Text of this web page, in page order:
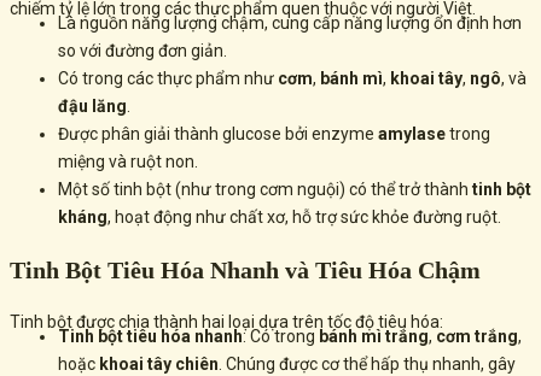
chiếm tỷ lệ lớn trong các thực phẩm quen thuộc với người Việt.
Là nguồn năng lượng chậm, cung cấp năng lượng ổn định hơn
so với đường đơn giản.
Có trong các thực phẩm như cơm, bánh mì, khoai tây, ngô, và
đậu lăng.
Được phân giải thành glucose bởi enzyme amylasetrong
miệng và ruột non.
Một số tinh bột (như trong cơm nguội) có thể trở thành tinh bột
kháng, hoạt động như chất xơ, hỗ trợ sức khỏe đường ruột.
Tinh Bột Tiêu Hóa Nhanh và Tiêu Hóa Chậm
Tinh bột được chia thành hai loại dựa trên tốc độ tiêu hóa:
Tinh bột tiêu hóa nhanh: Có trong bánh mì trắng, cơm trắng,
hoặc khoai tây chiên. Chúng được cơ thể hấp thụ nhanh, gây